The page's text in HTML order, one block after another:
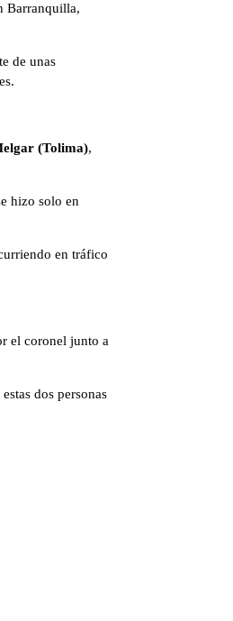
Barranquilla,
de unas
(Tolima),
hizo solo en
en tráfico
el coronel junto a
dos personas